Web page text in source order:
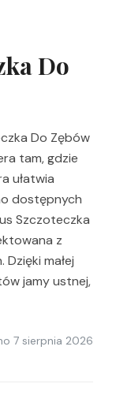
Do
Do Zębów
tam, gdzie
ułatwia
dostępnych
Szczoteczka
z
małej
jamy ustnej,
7 sierpnia 2026